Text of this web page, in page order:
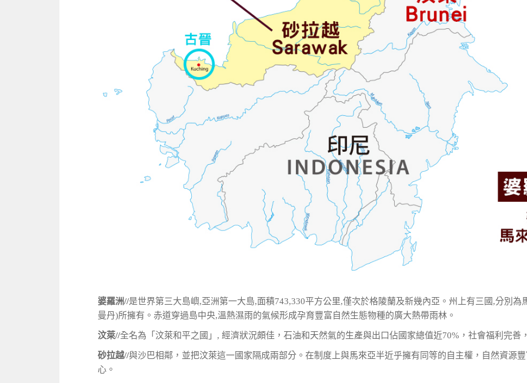
婆羅洲//是世界第三大島嶼,亞洲第一大島,面積743,330平方公里,僅次於格陵蘭及新幾內亞。州上有三國,分別
曼丹)所擁有。赤道穿過島中央,溫熱濕雨的氣候形成孕育豐富自然生態物種的廣大熱帶雨林。
汶萊//全名為「汶萊和平之國」, 經濟狀況頗佳，石油和天然氣的生產與出口佔國家總值近70%，社會福利完善
砂拉越//與沙巴相鄰，並把汶萊這一國家隔成兩部分。在制度上與馬來亞半近乎擁有同等的自主權，自然資源
心。